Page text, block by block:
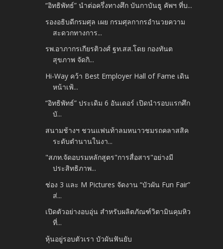
“อิทธิพัทธ์” นำต่อครึ่งทางศึก บันกาบันธู คัพฯ ที่บ...
รองอธิบดีกรมศุล เผย กรมศุลกากรอำนวยความ
สะดวกทางการ...
รพ.อาภากรเกียรติวงศ์ ฐท.สส.โดย กองทันต
สุขภาพ จัดกิ...
Hi-Way คว้า Best Employer Hall of Fame เดิน
หน้าเฟ้...
“อิทธิพัทธ์” ประเดิม 6 อันเดอร์ เปิดนำรอบแรกศึก
บั...
สนามช้างฯ ชวนแฟนท้าลมหนาวชมรถคลาสสิค
ระดับตำนานในงา...
"สภท.จัดอบรมหลักสูตร"การสื่อสาร"อย่างมี
ประสิทธิภาพ...
ช่อง 3 และ M Pictures จัดงาน “บัวผัน Fun Fair”
ส่...
เปิดตัวอย่างอบอุ่น สำหรับผลิตภัณฑ์วิตามินคุมหิว
ที่...
หุ้นอยู่รอบตัวเรา บัวผันฟันยับ